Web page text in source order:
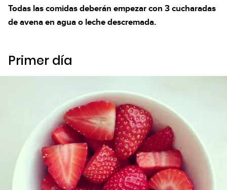
Todas las comidas deberán empezar con 3 cucharadas
de avena en agua o leche descremada.
Primer día